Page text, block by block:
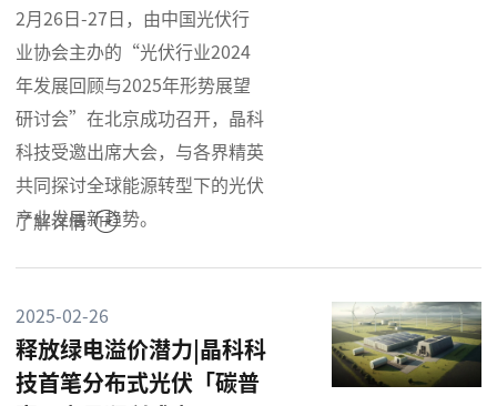
2月26日-27日，由中国光伏行
业协会主办的“光伏行业2024
年发展回顾与2025年形势展望
研讨会”在北京成功召开，晶科
科技受邀出席大会，与各界精英
共同探讨全球能源转型下的光伏
产业发展新趋势。
了解详情
2025-02-26
释放绿电溢价潜力|晶科科
技首笔分布式光伏「碳普